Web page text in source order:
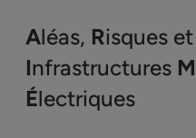
Aléas, Risques et
Infrastructures M
Électriques